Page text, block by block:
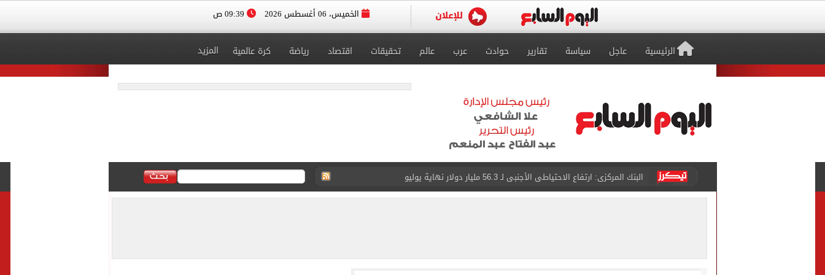
الخميس، 06 أغسطس 2026
الرئيسية عاجل سياسة تقارير حوادث عرب عالم تحقيقات اقتصاد رياضة كرة عالمية المزيد
29 ألف طالب سجلوا رغباتهم fتنسيق المرحلة الأولى للقبول بالجامعات حتى الآن
حفلات U Arena تنطلق مع الهضبة عمرو دياب ضمن «يلا ساحل 2026» بالعلمين الجديدة
«يلا ساحل 2026» يقدم نموذجا جديدا للتسويق السياحى عبر المحتوى التفاعلى